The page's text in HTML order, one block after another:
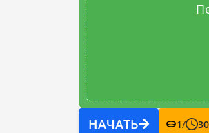
НАЧАТЬ 1/ 30